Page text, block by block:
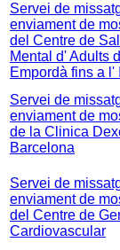
Servei de
enviament de
del Centre de
Mental d' Adults
Empordà fins a l'
Servei de
enviament de
de la Clinica
Barcelona
Servei de
enviament de
del Centre de
Cardiovascular